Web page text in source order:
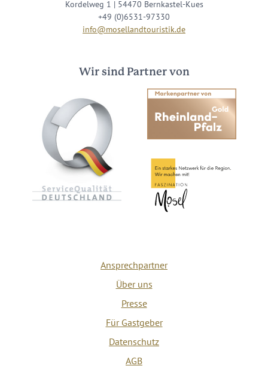
Kordelweg 1 | 54470 Bernkastel-Kues
+49 (0)6531-97330
info@mosellandtouristik.de
Wir sind Partner von
Ansprechpartner
Über uns
Presse
Für Gastgeber
Datenschutz
AGB